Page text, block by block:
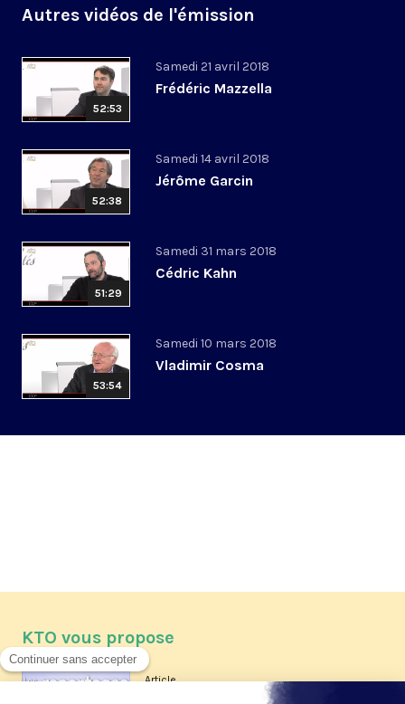
Autres vidéos de l'émission
52:53
Samedi 21 avril 2018
Frédéric Mazzella
52:38
Samedi 14 avril 2018
Jérôme Garcin
51:29
Samedi 31 mars 2018
Cédric Kahn
53:54
Samedi 10 mars 2018
Vladimir Cosma
KTO vous propose
Article
Les reportages d'été 2026 de KTO